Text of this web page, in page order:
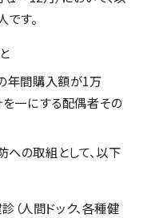
す。
年間購入額が1万
を一にする配偶者その
の取組として、以下
人間ドック、各種健